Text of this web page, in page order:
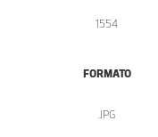
1554
FORMATO
.JPG